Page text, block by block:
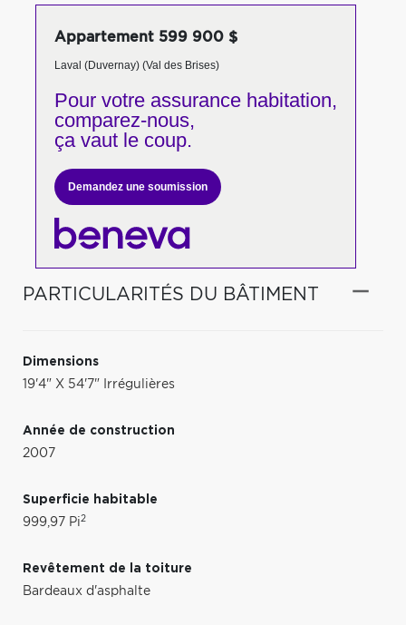
Appartement 599 900 $
Laval (Duvernay) (Val des Brises)
Pour votreassurance habitation,
comparez-nous,
ça vaut le coup.
Demandez une soumission
PARTICULARITÉS DU BÂTIMENT
Dimensions
19'4" X 54'7" Irrégulières
Année de construction
2007
Superficie habitable
999,97 Pi2
Revêtement de la toiture
Bardeaux d'asphalte